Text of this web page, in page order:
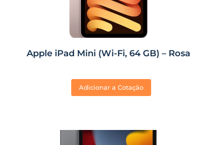
Apple iPad Mini (Wi-Fi, 64 GB) – Rosa
Adicionar a Cotação